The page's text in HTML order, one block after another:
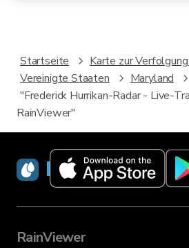
Startseite
Karte zur
Vereinigte Staaten
Maryland
"Frederick Hurrikan-Radar - Live-
RainViewer"
RainViewer
RainViewer